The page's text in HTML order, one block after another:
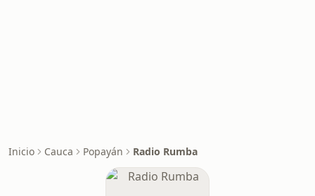
Inicio Cauca Popayán Radio Rumba